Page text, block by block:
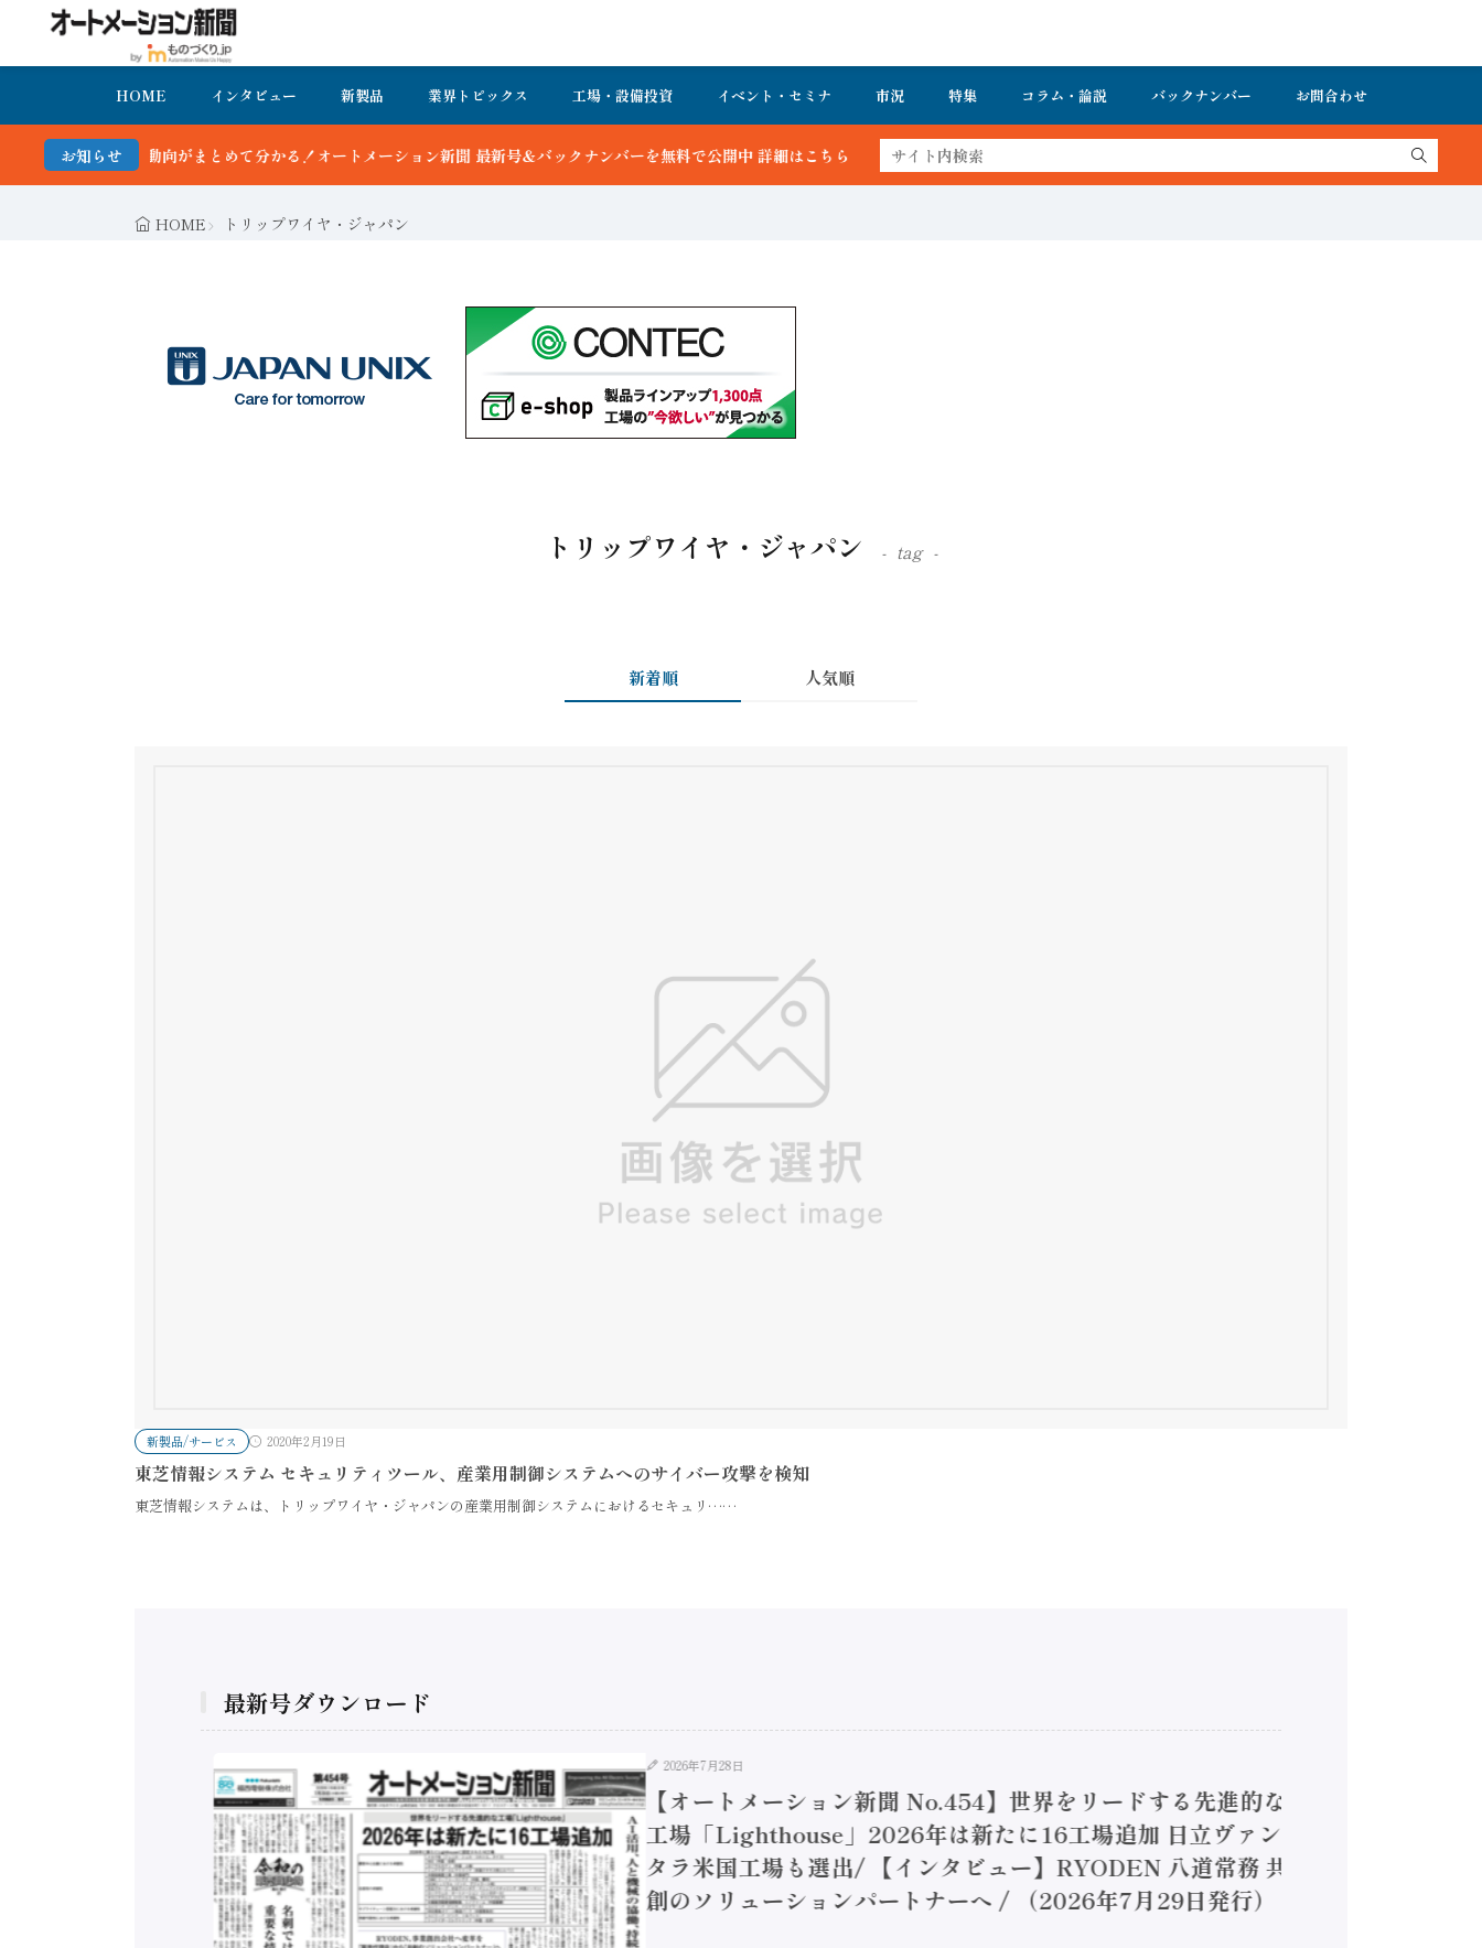
HOME インタビュー 新製品 業界トピックス 工場・設備投資 イベント・セミナ 市況 特集 コラム・論説 バックナンバー お問合わせ
お知らせ
がまとめて分かる！オートメーション新聞 最新号＆バックナンバーを無料で公開中 詳細はこちら
HOME トリップワイヤ・ジャパン
トリップワイヤ・ジャパン tag
新着順 人気順
新製品/サービス 2020年2月19日
東芝情報システム セキュリティツール、産業用制御システムへのサイバー攻撃を検知
東芝情報システムは、トリップワイヤ・ジャパンの産業用制御システムにおけるセキュリ……
最新号ダウンロード
2026年7月28日
【オートメーション新聞 No.454】世界をリードする先進的な
工場「Lighthouse」2026年は新たに16工場追加 日立ヴァン
タラ米国工場も選出/ 【インタビュー】RYODEN 八道常務 共
創のソリューションパートナーへ / （2026年7月29日発行）